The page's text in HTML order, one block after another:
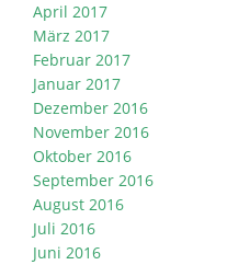
April 2017
März 2017
Februar 2017
Januar 2017
Dezember 2016
November 2016
Oktober 2016
September 2016
August 2016
Juli 2016
Juni 2016